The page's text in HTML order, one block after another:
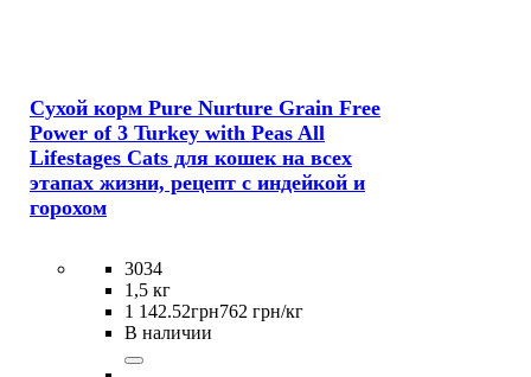
Сухой корм Pure Nurture Grain Free
Power of 3 Turkey with Peas All
Lifestages Cats для кошек на всех
этапах жизни, рецепт с индейкой и
горохом
3034
1,5 кг
1 142.52грн762 грн/кг
В наличии